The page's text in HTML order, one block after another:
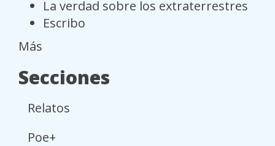
La verdad sobre los extraterrestres
Escribo
Más
Secciones
Relatos
Poe+